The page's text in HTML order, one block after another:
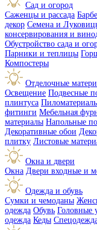
Сад и огород
Саженцы и рассада
декор Семена и
консервирования и
Обустройство сада и
Парники и теплицы
Компостеры
Отделочные
Освещение Подвесные
плинтуса
фитинги Мебельная
материалы Напольные
Декоративные обои
плитку Листовые
Окна и двери
Окна Двери входные и
Одежда и обувь
Сумки и чемоданы
одежда Обувь Головные
одежда Кеды